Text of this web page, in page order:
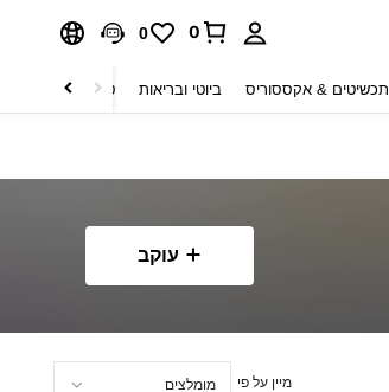
0
0
תכשיטים & אקססוריס ביוטי ובריאות טקסטיל לבית
עוקב
מיין על פי